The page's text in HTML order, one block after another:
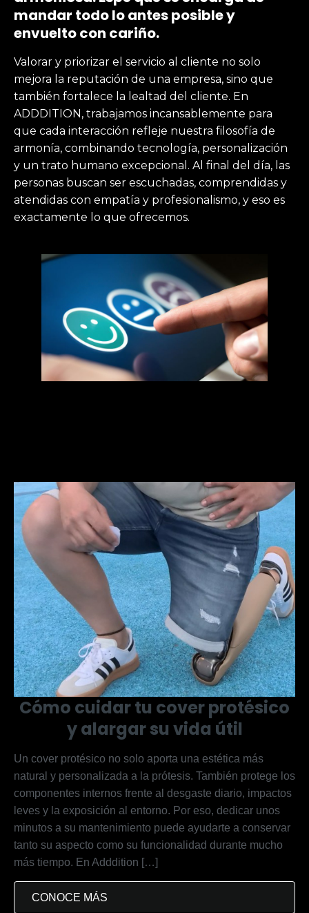
mandar todo lo antes posible y
envuelto con cariño.
Valorar y priorizar el servicio al cliente no solo
mejora la reputación de una empresa, sino que
también fortalece la lealtad del cliente. En
ADDDITION, trabajamos incansablemente para
que cada interacción refleje nuestra filosofía de
armonía, combinando tecnología, personalización
y un trato humano excepcional. Al final del día, las
personas buscan ser escuchadas, comprendidas y
atendidas con empatía y profesionalismo, y eso es
exactamente lo que ofrecemos.
Cómo cuidar tu cover protésico
y alargar su vida útil
Un cover protésico no solo aporta una estética más
natural y personalizada a la prótesis. También protege los
componentes internos frente al desgaste diario, impactos
leves y la exposición al entorno. Por eso, dedicar unos
minutos a su mantenimiento puede ayudarte a conservar
tanto su aspecto como su funcionalidad durante mucho
más tiempo. En Adddition […]
CONOCE MÁS